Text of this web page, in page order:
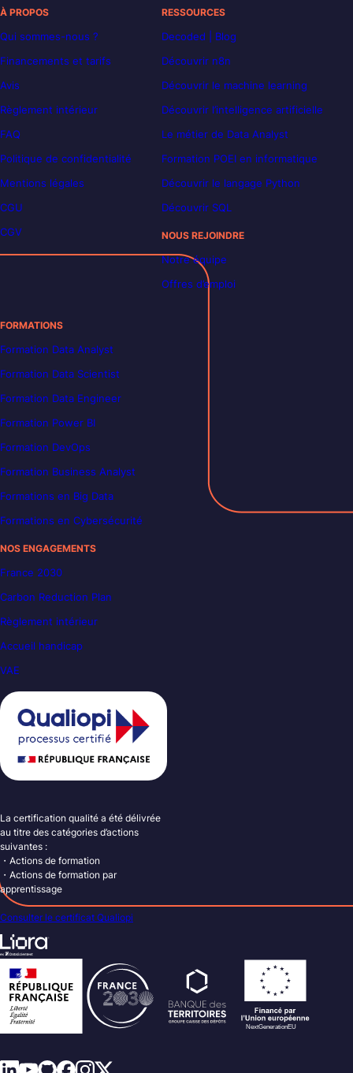
À PROPOS
Qui sommes-nous ?
Financements et tarifs
Avis
Règlement intérieur
FAQ
Politique de confidentialité
Mentions légales
CGU
CGV
RESSOURCES
Decoded | Blog
Découvrir n8n
Découvrir le machine learning
Découvrir l’intelligence artificielle
Le métier de Data Analyst
Formation POEI en informatique
Découvrir le langage Python
Découvrir SQL
NOUS REJOINDRE
Notre équipe
Offres d’emploi
FORMATIONS
Formation Data Analyst
Formation Data Scientist
Formation Data Engineer
Formation Power BI
Formation DevOps
Formation Business Analyst
Formations en Big Data
Formations en Cybersécurité
NOS ENGAGEMENTS
France 2030
Carbon Reduction Plan
Règlement intérieur
Accueil handicap
VAE
La certification qualité a été délivrée
au titre des catégories d’actions
suivantes :
・Actions de formation
・Actions de formation par
apprentissage
Consulter le certificat Qualiopi